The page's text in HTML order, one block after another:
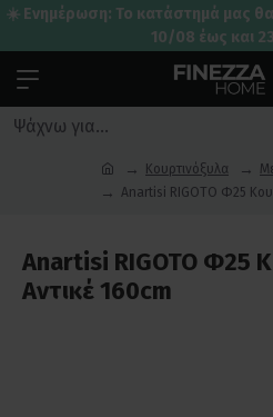
☀️ Ενημέρωση: Το κατάστημά μας θα
10/08 έως και
Κουρτινόξυλα
Anartisi RIGOTO Φ25
Anartisi RIGOTO Φ25
Αντικέ 160cm